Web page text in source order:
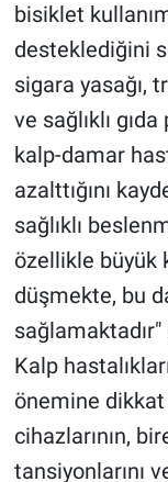
bisiklet
desteklediğini
sigara yasağı,
ve sağlıklı
kalp-damar
azalttığını
sağlıklı
özellikle büyük
düşmekte, bu
sağlamaktadır"
Kalp
önemine dikkat
cihazlarının,
tansiyonlarını